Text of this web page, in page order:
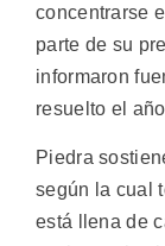
concentrarse
parte de su
informaron
resuelto el
Piedra
según la cual
está llena de